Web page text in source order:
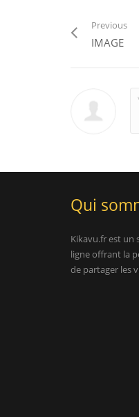
Previous
IMAGE
Qui
Kikavu.fr est un
ligne offrant la
de partager les